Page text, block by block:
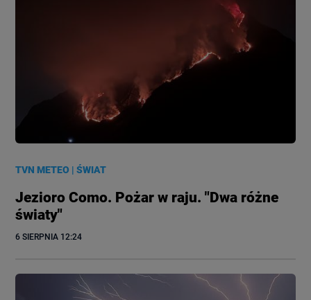
TVN METEO |ŚWIAT
Jezioro Como. Pożar w raju. "Dwa różne
światy"
6 SIERPNIA 12:24